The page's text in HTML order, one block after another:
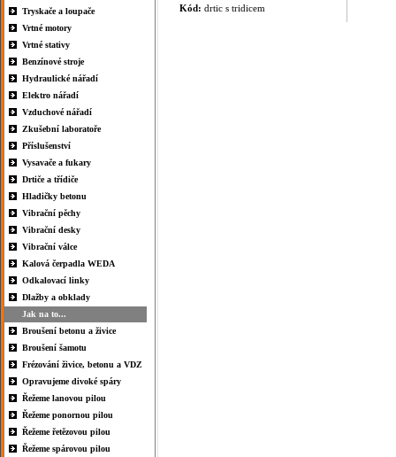
Tryskače a loupače
Vrtné motory
Vrtné stativy
Benzínové stroje
Hydraulické nářadí
Elektro nářadí
Vzduchové nářadí
Zkušební laboratoře
Příslušenství
Vysavače a fukary
Drtiče a třídiče
Hladičky betonu
Vibrační pěchy
Vibrační desky
Vibrační válce
Kalová čerpadla WEDA
Odkalovací linky
Dlažby a obklady
Jak na to...
Broušení betonu a živice
Broušení šamotu
Frézování živice, betonu a VDZ
Opravujeme divoké spáry
Řežeme lanovou pilou
Řežeme ponornou pilou
Řežeme řetězovou pilou
Řežeme spárovou pilou
Kód: drtic s tridicem